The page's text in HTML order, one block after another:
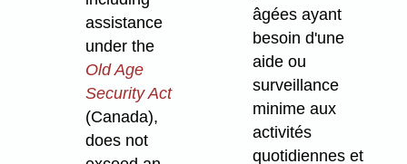
assistance
under the
Old Age
Security Act
(Canada),
does not
âgées ayant
besoin d'une
aide ou
surveillance
minime aux
activités
quotidiennes et